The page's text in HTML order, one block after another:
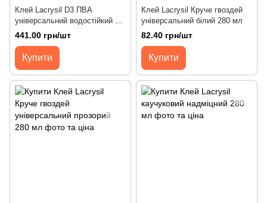
Клей Lacrysil D3 ПВА
універсальний водостійкий 2
кг
441.00 грн/шт
Купити
Клей Lacrysil Круче гвоздей
універсальний білий 280 мл
82.40 грн/шт
Купити